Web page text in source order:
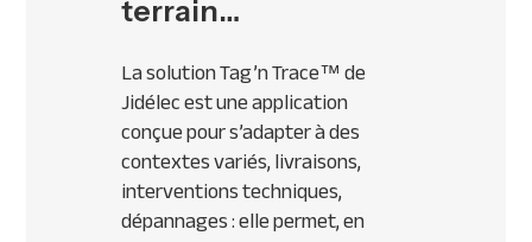
terrain…
La solution Tag’n Trace™ de
Jidélec est une application
conçue pour s’adapter à des
contextes variés, livraisons,
interventions techniques,
dépannages : elle permet, en